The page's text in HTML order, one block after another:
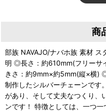
商
部族 NAVAJO/ナバホ族 素材 ス
明 ◎長さ：約610mm(フリー
きさ：約9mm×約5mm(縦×横)
制作したシルバーチェーンです
があり、そして丈夫なつくり、
ンです！ 特徴としては、一つ